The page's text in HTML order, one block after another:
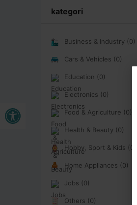
Buka bar alat
kategori
Business & Industry (0)
Cars & Vehicles (0)
Education (0)
Electronics (0)
Food & Agriculture (0)
Health & Beauty (0)
Hobby, Sport & Kids (0)
Home Appliances (0)
Jobs (0)
Others (0)